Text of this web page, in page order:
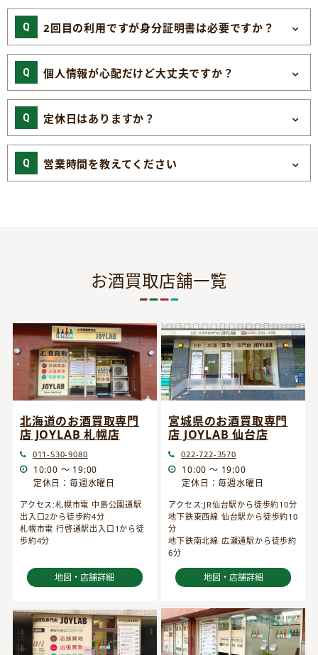
2回目の利用ですが身分証明書は必要ですか？
個人情報が心配だけど大丈夫ですか？
定休日はありますか？
営業時間を教えてください
お酒買取店舗一覧
北海道のお酒買取専門
店 JOYLAB 札幌店
011-530-9080
10:00 ～ 19:00
定休日：毎週水曜日
アクセス:札幌市電 中島公園通駅
出入口2から徒歩約4分
札幌市電 行啓通駅出入口1から徒
歩約4分
地図・店舗詳細
宮城県のお酒買取専門
店 JOYLAB 仙台店
022-722-3570
10:00 ～ 19:00
定休日：毎週水曜日
アクセス:JR仙台駅から徒歩約10分
地下鉄東西線 仙台駅から徒歩約10
分
地下鉄南北線 広瀬通駅から徒歩約
6分
地図・店舗詳細